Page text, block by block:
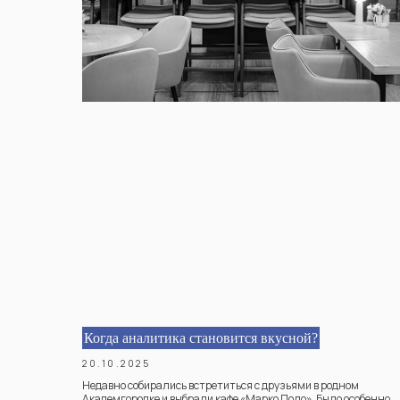
Когда аналитика становится вкусной?
20.10.2025
Недавно собирались встретиться с друзьями в родном